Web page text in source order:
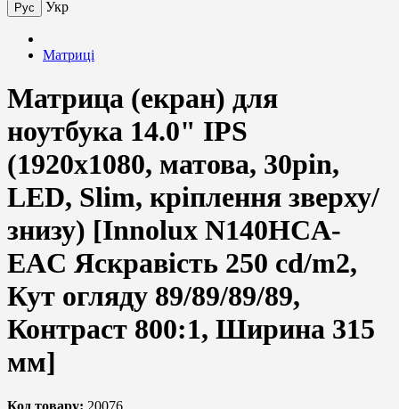
Рус Укр
Матриці
Матрица (екран) для
ноутбука 14.0" IPS
(1920x1080, матова, 30pin,
LED, Slim, кріплення зверху/
знизу) [Innolux N140HCA-
EAC Яскравість 250 cd/m2,
Кут огляду 89/89/89/89,
Контраст 800:1, Ширина 315
мм]
Код товару: 20076